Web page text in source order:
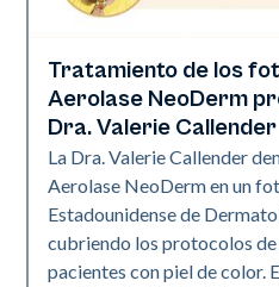
Neo Elite | Presentaciones
Tratamiento de los
Aerolase NeoDerm
Dra. Valerie Callender
La Dra. Valerie Callender
Aerolase NeoDerm en un
Estadounidense de
cubriendo los protocolos
pacientes con piel de color.